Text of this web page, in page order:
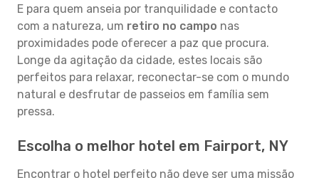
E para quem anseia por tranquilidade e contacto
com a natureza, um retiro no campo nas
proximidades pode oferecer a paz que procura.
Longe da agitação da cidade, estes locais são
perfeitos para relaxar, reconectar-se com o mundo
natural e desfrutar de passeios em família sem
pressa.
Escolha o melhor hotel em Fairport, NY
Encontrar o hotel perfeito não deve ser uma missão